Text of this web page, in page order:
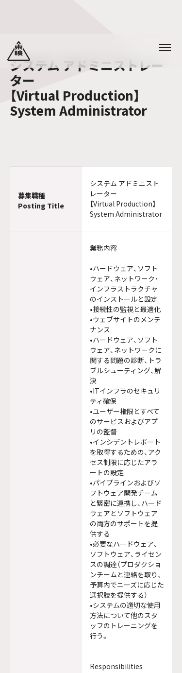
システム アドミニストレー
ター
【Virtual Production】
System Administrator
募集職種
Posting Title
システム アドミニスト
レーター
【Virtual Production】
System Administrator
業務内容
•ハードウェア、ソフト
ウェア、ネットワーク・
インフラストラクチャ
のインストールと設定
•接続性の監視と最適化
•ウェブサイトのメンテ
ナンス
•ハードウェア、ソフト
ウェア、ネットワークに
関する問題の診断、トラ
ブルシューティング、解
決
•ITインフラのセキュリ
ティ確保
•ユーザー権限とすべて
のサービスおよびアプ
リの監督
•インシデントレポート
を取得するための、アク
セス制限に応じたアラ
ートの設定
•パイプラインおよびソ
フトウェア開発チーム
と緊密に連携し、ハード
ウェアとソフトウェア
の両方のサポートを提
供する
•必要なハードウェア、
ソフトウェア、ライセン
スの調達（プロダクショ
ンチームと連絡を取り、
予算内でニーズに応じた
選択肢を提供する）
•システムの適切な使用
方法について他のスタ
ッフのトレーニングを
行う。
Responsibilities